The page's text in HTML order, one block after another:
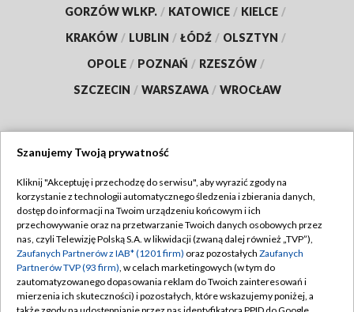
GORZÓW WLKP. / KATOWICE / KIELCE /
KRAKÓW / LUBLIN / ŁÓDŹ / OLSZTYN /
OPOLE / POZNAŃ / RZESZÓW /
SZCZECIN / WARSZAWA / WROCŁAW
TVP
Abonament TVP
Emisja w TVP
Centrum informacji TVP
Naziemna Telewizja Cyfrowa
Regulamin TVP
Polityka prywatności
Moje zgody
Pomoc
Szanujemy Twoją prywatność
Kliknij "Akceptuję i przechodzę do serwisu", aby wyrazić zgody na
korzystanie z technologii automatycznego śledzenia i zbierania danych,
dostęp do informacji na Twoim urządzeniu końcowym i ich
przechowywanie oraz na przetwarzanie Twoich danych osobowych przez
nas, czyli Telewizję Polską S.A. w likwidacji (zwaną dalej również „TVP”),
Zaufanych Partnerów z IAB* (1201 firm) oraz pozostałych Zaufanych
Partnerów TVP (93 firm), w celach marketingowych (w tym do
zautomatyzowanego dopasowania reklam do Twoich zainteresowań i
mierzenia ich skuteczności) i pozostałych, które wskazujemy poniżej, a